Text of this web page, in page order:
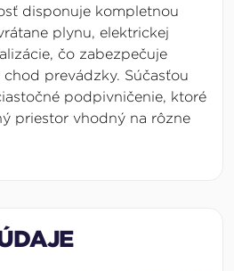
disponuje kompletnou
plynu, elektrickej
čo zabezpečuje
prevádzky. Súčasťou
podpivničenie, ktoré
priestor vhodný na rôzne